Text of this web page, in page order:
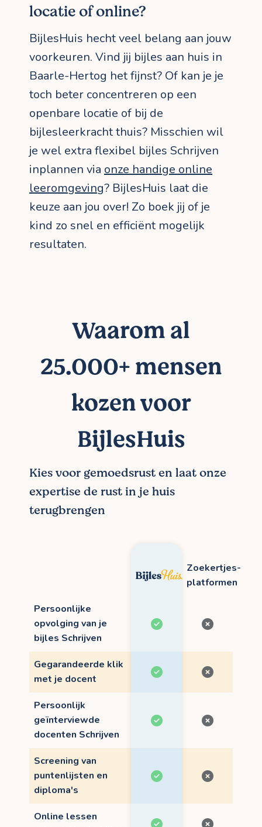
locatie of online?
BijlesHuis hecht veel belang aan jouw
voorkeuren. Vind jij bijles aan huis in
Baarle-Hertog het fijnst? Of kan je je
toch beter concentreren op een
openbare locatie of bij de
bijlesleerkracht thuis? Misschien wil
je wel extra flexibel bijles Schrijven
inplannen via onze handige online
leeromgeving? BijlesHuis laat die
keuze aan jou over! Zo boek jij of je
kind zo snel en efficiënt mogelijk
resultaten.
Waarom al
25.000+ mensen
kozen voor
BijlesHuis
Kies voor gemoedsrust en laat onze
expertise de rust in je huis
terugbrengen
Zoekertjes-
platformen
Persoonlijke
opvolging van je
bijles Schrijven
Gegarandeerde klik
met je docent
Persoonlijk
geïnterviewde
docenten Schrijven
Screening van
puntenlijsten en
diploma's
Online lessen